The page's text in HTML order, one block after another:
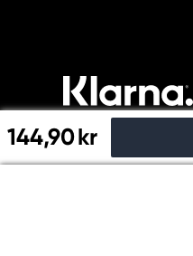
144,90 kr